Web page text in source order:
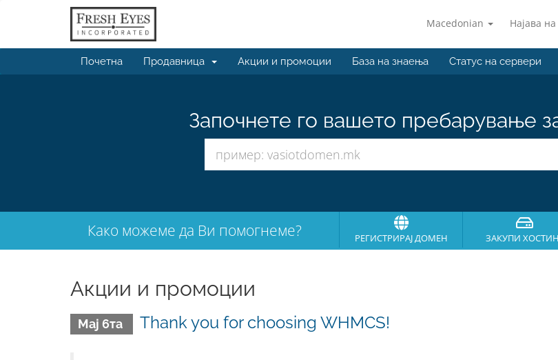
Macedonian Најава
Почетна Продавница Акции и промоции База на знаења Статус на сервери
Започнете го вашето пребарување
Како можеме да Ви помогнеме? РЕГИСТРИРАЈ ДОМЕН ЗАКУПИ
Акции и промоции
Мај 6та Thank you for choosing WHMCS!